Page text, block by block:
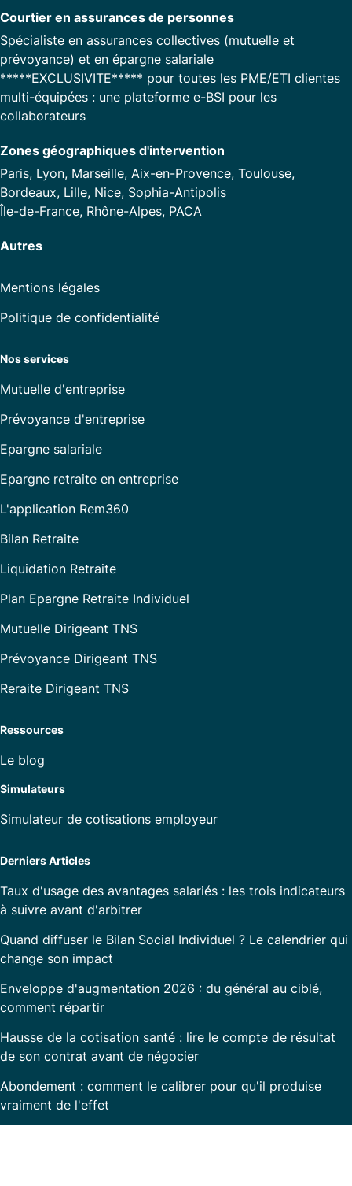
Courtier en assurances de personnes
Spécialiste en assurances collectives (mutuelle et
prévoyance) et en épargne salariale
*****EXCLUSIVITE***** pour toutes les PME/ETI clientes
multi-équipées : une plateforme e-BSI pour les
collaborateurs
Zones géographiques d'intervention
Paris, Lyon, Marseille, Aix-en-Provence, Toulouse,
Bordeaux, Lille, Nice, Sophia-Antipolis
Île-de-France, Rhône-Alpes, PACA
Autres
Mentions légales
Politique de confidentialité
Nos services
Mutuelle d'entreprise
Prévoyance d'entreprise
Epargne salariale
Epargne retraite en entreprise
L'application Rem360
Bilan Retraite
Liquidation Retraite
Plan Epargne Retraite Individuel
Mutuelle Dirigeant TNS
Prévoyance Dirigeant TNS
Reraite Dirigeant TNS
Ressources
Le blog
Simulateurs
Simulateur de cotisations employeur
Derniers Articles
Taux d'usage des avantages salariés : les trois indicateurs
à suivre avant d'arbitrer
Quand diffuser le Bilan Social Individuel ? Le calendrier qui
change son impact
Enveloppe d'augmentation 2026 : du général au ciblé,
comment répartir
Hausse de la cotisation santé : lire le compte de résultat
de son contrat avant de négocier
Abondement : comment le calibrer pour qu'il produise
vraiment de l'effet